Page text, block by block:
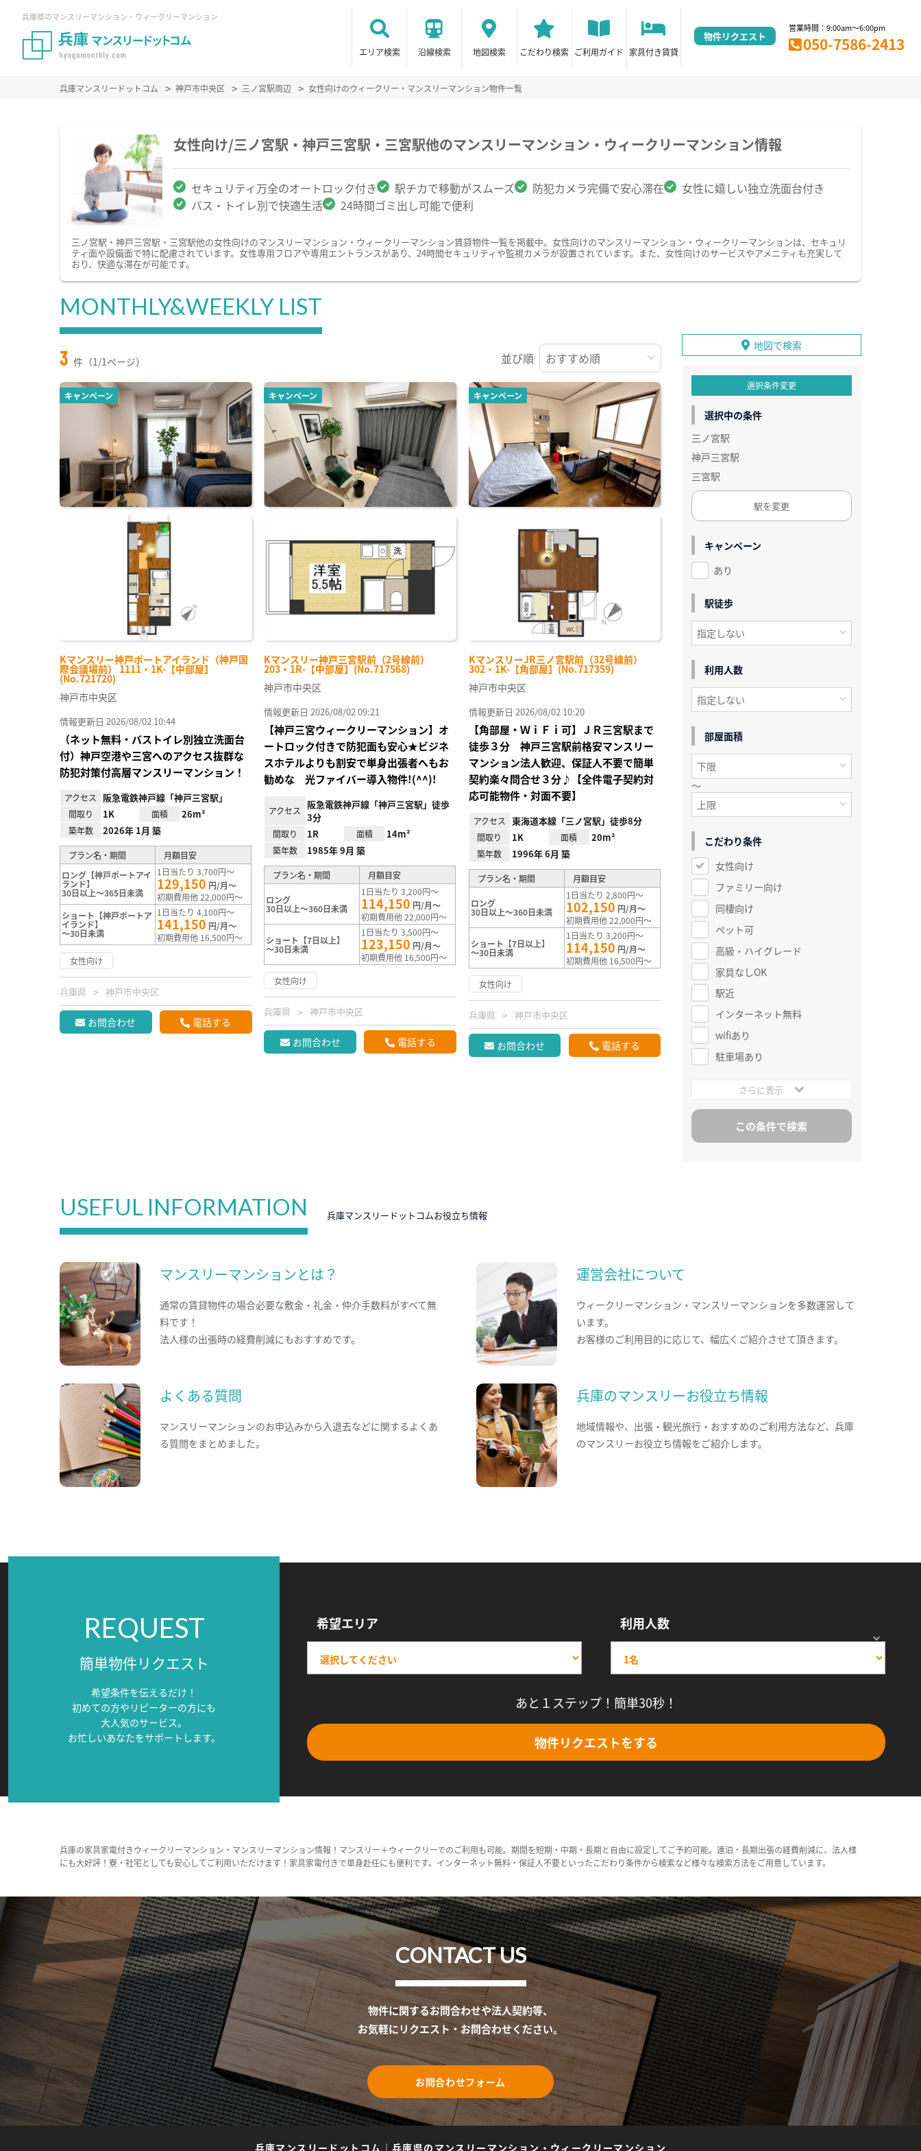
兵庫県のマンスリーマンション・ウィークリーマンション
エリア検索 沿線検索 地図検索 こだわり検索 ご利用ガイド 家具付き賃貸
物件リクエスト
営業時間：9:00am～6:00pm
050-7586-2413
兵庫マンスリードットコム 神戸市中央区 三ノ宮駅周辺 女性向けのウィークリー・マンスリーマンション物件一覧
女性向け/三ノ宮駅・神戸三宮駅・三宮駅他のマンスリーマンション・ウィークリーマンション情報
セキュリティ万全のオートロック付き 駅チカで移動がスムーズ 防犯カメラ完備で安心滞在
女性に嬉しい独立洗面台付き
バス・トイレ別で快適生活
24時間ゴミ出し可能で便利
三ノ宮駅・神戸三宮駅・三宮駅他の女性向けのマンスリーマンション・ウィークリーマンション賃貸物件一覧を掲載中。女性向けのマンスリーマンション・ウィークリーマンションは、セキュリ
ティ面や設備面で特に配慮されています。女性専用フロアや専用エントランスがあり、24時間セキュリティや監視カメラが設置されています。また、女性向けのサービスやアメニティも充実して
おり、快適な滞在が可能です。
MONTHLY&WEEKLY LIST
3 件（1/1ページ） 並び順
キャンペーン
Kマンスリー神戸ポートアイランド（神戸国
際会議場前） 1111・1K-【中部屋】
(No.721720)
神戸市中央区
情報更新日 2026/08/02 10:44
（ネット無料・バストイレ別独立洗面台
付）神戸空港や三宮へのアクセス抜群な
防犯対策付高層マンスリーマンション！
アクセス 阪急電鉄神戸線「神戸三宮駅」
間取り 1K 面積 26m²
築年数 2026年 1月 築
プラン名・期間
月額目安
ロング【神戸ポートアイ
ランド】
30日以上～365日未満
1日当たり 3,700円～
129,150 円/月～
初期費用他 22,000円～
ショート【神戸ポートア
イランド】
～30日未満
1日当たり 4,100円～
141,150 円/月～
初期費用他 16,500円～
女性向け
兵庫県 神戸市中央区
お問合わせ 電話する
キャンペーン
Kマンスリー神戸三宮駅前（2号線前）
203・1R-【中部屋】(No.717568)
神戸市中央区
情報更新日 2026/08/02 09:21
【神戸三宮ウィークリーマンション】オ
ートロック付きで防犯面も安心★ビジネ
スホテルよりも割安で単身出張者へもお
勧めな 光ファイバー導入物件!(^^)!
アクセス
阪急電鉄神戸線「神戸三宮駅」徒歩
3分
間取り 1R 面積 14m²
築年数 1985年 9月 築
プラン名・期間 月額目安
ロング
30日以上～360日未満
1日当たり 3,200円～
114,150 円/月～
初期費用他 22,000円～
ショート【7日以上】
～30日未満
1日当たり 3,500円～
123,150 円/月～
初期費用他 16,500円～
女性向け
兵庫県 神戸市中央区
お問合わせ 電話する
キャンペーン
KマンスリーJR三ノ宮駅前（32号線前）
302・1K-【角部屋】(No.717359)
神戸市中央区
情報更新日 2026/08/02 10:20
【角部屋・ＷｉＦｉ可】ＪＲ三宮駅まで
徒歩３分 神戸三宮駅前格安マンスリー
マンション法人歓迎、保証人不要で簡単
契約楽々問合せ３分♪【全件電子契約対
応可能物件・対面不要】
アクセス 東海道本線「三ノ宮駅」徒歩8分
間取り 1K 面積 20m²
築年数 1996年 6月 築
プラン名・期間 月額目安
ロング
30日以上～360日未満
1日当たり 2,800円～
102,150 円/月～
初期費用他 22,000円～
ショート【7日以上】
～30日未満
1日当たり 3,200円～
114,150 円/月～
初期費用他 16,500円～
女性向け
兵庫県 神戸市中央区
お問合わせ 電話する
地図で検索
選択条件変更
選択中の条件
三ノ宮駅
神戸三宮駅
三宮駅
駅を変更
キャンペーン
あり
駅徒歩
利用人数
部屋面積
～
こだわり条件
女性向け
ファミリー向け
同棲向け
ペット可
高級・ハイグレード
家具なしOK
駅近
インターネット無料
wifiあり
駐車場あり
さらに表示
USEFUL INFORMATION 兵庫マンスリードットコムお役立ち情報
マンスリーマンションとは？
通常の賃貸物件の場合必要な敷金・礼金・仲介手数料がすべて無
料です！
法人様の出張時の経費削減にもおすすめです。
運営会社について
ウィークリーマンション・マンスリーマンションを多数運営して
います。
お客様のご利用目的に応じて、幅広くご紹介させて頂きます。
よくある質問
マンスリーマンションのお申込みから入退去などに関するよくあ
る質問をまとめました。
兵庫のマンスリーお役立ち情報
地域情報や、出張・観光旅行・おすすめのご利用方法など、兵庫
のマンスリーお役立ち情報をご紹介します。
REQUEST
簡単物件リクエスト
希望条件を伝えるだけ！
初めての方やリピーターの方にも
大人気のサービス。
お忙しいあなたをサポートします。
希望エリア 利用人数
あと１ステップ！簡単30秒！
物件リクエストをする
兵庫の家具家電付きウィークリーマンション・マンスリーマンション情報！マンスリー＋ウィークリーでのご利用も可能。期間を短期・中期・長期と自由に設定してご予約可能。連泊・長期出張の経費削減に、法人様
にも大好評！寮・社宅としても安心してご利用いただけます！家具家電付きで単身赴任にも便利です。インターネット無料・保証人不要といったこだわり条件から検索など様々な検索方法をご用意しています。
CONTACT US
物件に関するお問合わせや法人契約等、
お気軽にリクエスト・お問合わせください。
お問合わせフォーム
兵庫マンスリードットコム ｜ 兵庫県のマンスリーマンション・ウィークリーマンション